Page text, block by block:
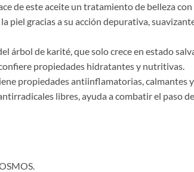
de este aceite un tratamiento de belleza con
piel gracias a su acción depurativa,
árbol de karité, que solo crece en estado
propiedades hidratantes y nutritivas.
propiedades antiinflamatorias, calmantes y
libres, ayuda a combatir el paso